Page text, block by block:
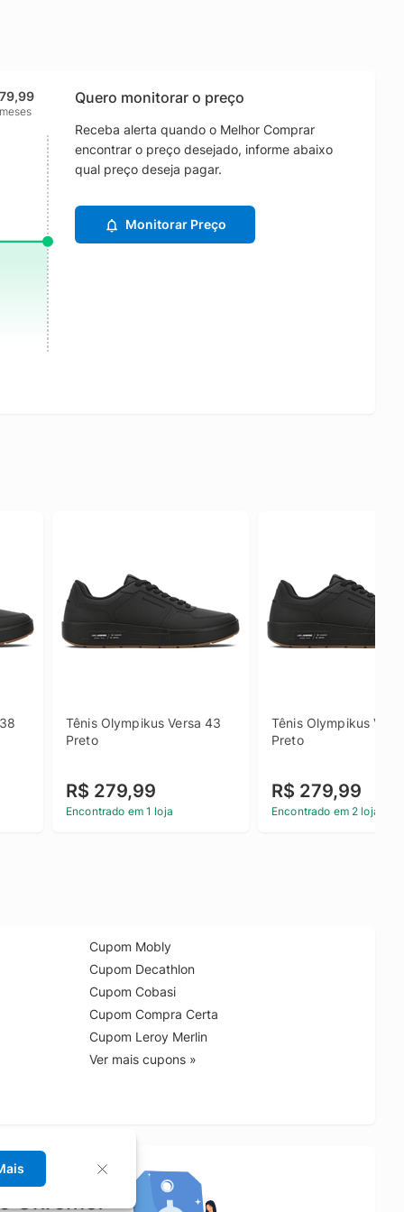
Quero monitorar o preço
Receba alerta quando o Melhor Comprar
encontrar o preço desejado, informe abaixo
qual preço deseja pagar.
Monitorar Preço
Tênis Olympikus Versa 43
Preto
R$ 279,99
Encontrado em 1 loja
Tênis Olympikus
Preto
R$ 279,99
Encontrado em 2 lojas
Cupom Mobly
Cupom Decathlon
Cupom Cobasi
Cupom Compra Certa
Cupom Leroy Merlin
Ver mais cupons »
Chrome!